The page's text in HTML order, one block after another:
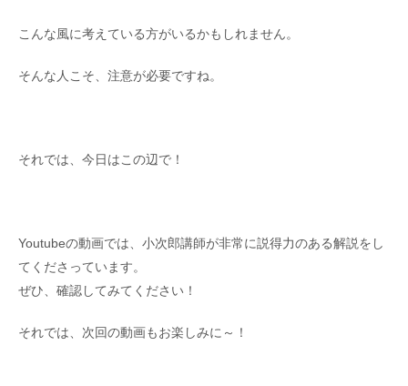
こんな風に考えている方がいるかもしれません。
そんな人こそ、注意が必要ですね。
それでは、今日はこの辺で！
Youtubeの動画では、小次郎講師が非常に説得力のある解説をし
てくださっています。
ぜひ、確認してみてください！
それでは、次回の動画もお楽しみに～！